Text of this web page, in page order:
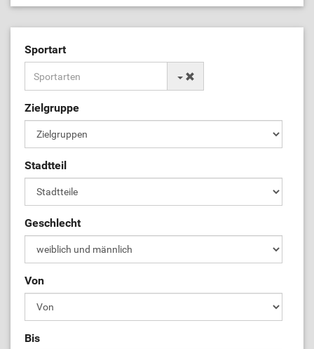
Sportart
Zielgruppe
Stadtteil
Geschlecht
Von
Bis